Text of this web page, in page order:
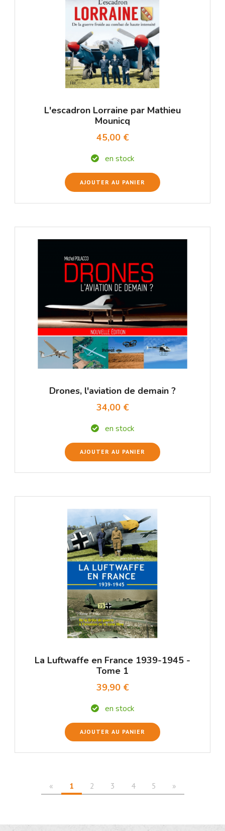
L'escadron Lorraine par Mathieu
Mounicq
45,00 €
en stock
AJOUTER AU PANIER
Drones, l'aviation de demain ?
34,00 €
en stock
AJOUTER AU PANIER
La Luftwaffe en France 1939-1945 -
Tome 1
39,90 €
en stock
AJOUTER AU PANIER
« 1 2 3 4 5 »